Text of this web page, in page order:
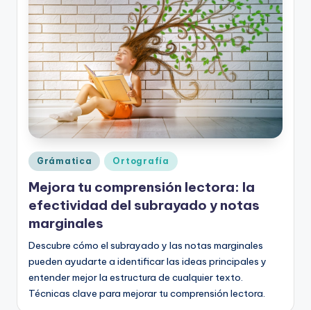
o
rt
o
g
r
a
fí
a
y
e
d
u
c
Publicado
en
Grámatica Ortografía
Mejora tu comprensión lectora: la
efectividad del subrayado y notas
marginales
Descubre cómo el subrayado y las notas marginales
pueden ayudarte a identificar las ideas principales y
entender mejor la estructura de cualquier texto.
Técnicas clave para mejorar tu comprensión lectora.